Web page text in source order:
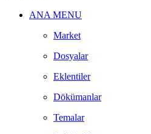
ANA MENU
Market
Dosyalar
Eklentiler
Dökümanlar
Temalar